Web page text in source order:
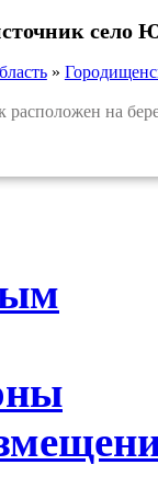
село
»
на